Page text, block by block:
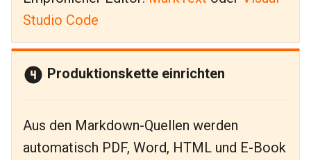
Studio Code
Produktionskette einrichten
Aus den Markdown-Quellen werden
automatisch PDF, Word, HTML und E-Book